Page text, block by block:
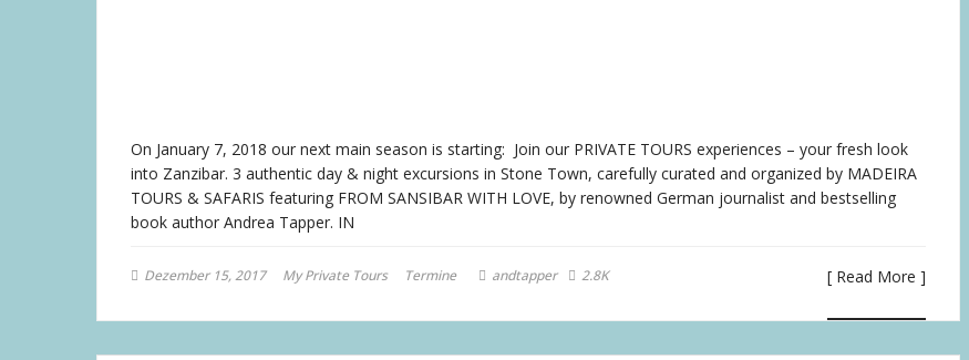
On January 7, 2018 our next main season is starting: Join our PRIVATE TOURS experiences – your fresh look
into Zanzibar. 3 authentic day & night excursions in Stone Town, carefully curated and organized by MADEIRA
TOURS & SAFARIS featuring FROM SANSIBAR WITH LOVE, by renowned German journalist and bestselling
book author Andrea Tapper. IN
Dezember 15, 2017 My Private Tours Termine andtapper 2.8K [ Read More ]